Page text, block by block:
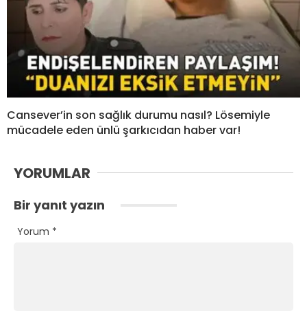
Cansever’in son sağlık durumu nasıl? Lösemiyle
mücadele eden ünlü şarkıcıdan haber var!
YORUMLAR
Bir yanıt yazın
Yorum *